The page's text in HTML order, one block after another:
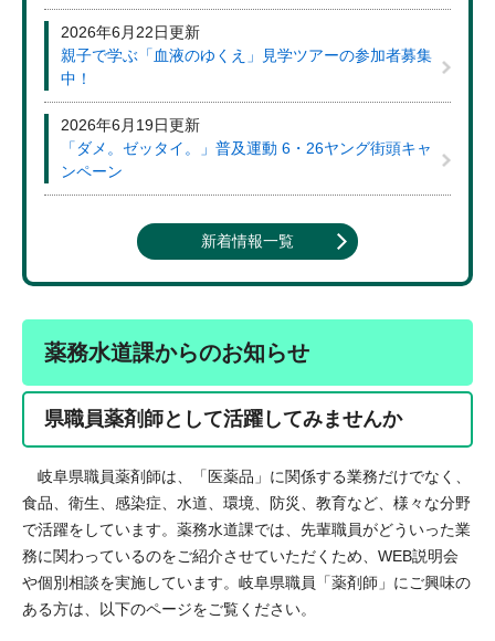
2026年6月22日更新
親子で学ぶ「血液のゆくえ」見学ツアーの参加者募集
中！
2026年6月19日更新
「ダメ。ゼッタイ。」普及運動 6・26ヤング街頭キャ
ンペーン
新着情報一覧
薬務水道課からのお知らせ
県職員薬剤師として活躍してみませんか
岐阜県職員薬剤師は、「医薬品」に関係する業務だけでなく、
食品、衛生、感染症、水道、環境、防災、教育など、様々な分野
で活躍をしています。薬務水道課では、先輩職員がどういった業
務に関わっているのをご紹介させていただくため、WEB説明会
や個別相談を実施しています。岐阜県職員「薬剤師」にご興味の
ある方は、以下のページをご覧ください。